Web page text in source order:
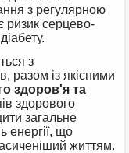
з регулярною
ризик серцево-
з
разом із якісними
здоров'я та
здорового
загальне
енергії, що
життям.